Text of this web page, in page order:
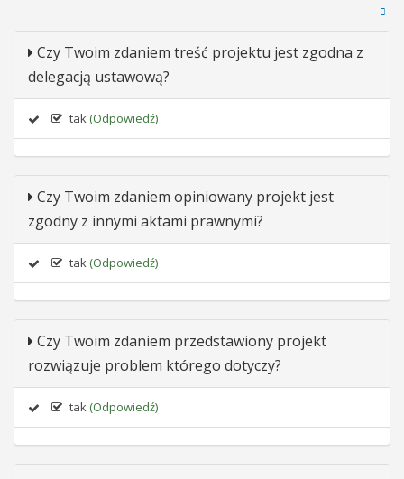
Czy Twoim zdaniem treść projektu jest zgodna z
delegacją ustawową?
tak (Odpowiedź)
Czy Twoim zdaniem opiniowany projekt jest
zgodny z innymi aktami prawnymi?
tak (Odpowiedź)
Czy Twoim zdaniem przedstawiony projekt
rozwiązuje problem którego dotyczy?
tak (Odpowiedź)